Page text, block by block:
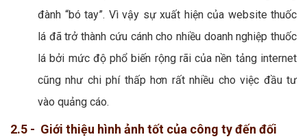
đành “bó tay”. Vì vậy sự xuất hiện của website thuốc
lá đã trở thành cứu cánh cho nhiều doanh nghiệp thuốc
lá bởi mức độ phổ biến rộng rãi của nền tảng internet
cũng như chi phí thấp hơn rất nhiều cho việc đầu tư
vào quảng cáo.
2.5 - Giới thiệu hình ảnh tốt của công ty đến đối